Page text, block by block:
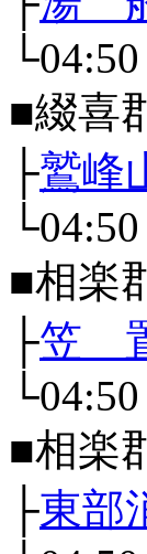
■綴喜
├鷲峰
■相楽
├笠
■相楽
├東部